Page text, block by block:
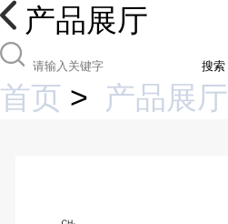
产品展厅
搜索
首页 > 产品展厅